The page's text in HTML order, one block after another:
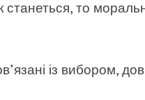
станеться, то
із вибором,